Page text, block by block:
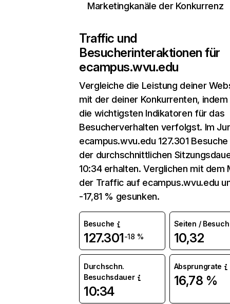
Marketingkanäle der Konkurrenz
Traffic und
Besucherinteraktionen für
ecampus.wvu.edu
Vergleiche die Leistung deiner
mit der deiner Konkurrenten, indem
die wichtigsten Indikatoren für das
Besucherverhalten verfolgst. Im
ecampus.wvu.edu 127.301
der durchschnittlichen
10:34 erhalten. Verglichen mit dem
der Traffic auf ecampus.wvu.edu
-17,81 % gesunken.
Besuche
127.301-18 %
Seiten / Besuch
10,32
Durchschn.
Besuchsdauer
10:34
Absprungrate
16,78 %